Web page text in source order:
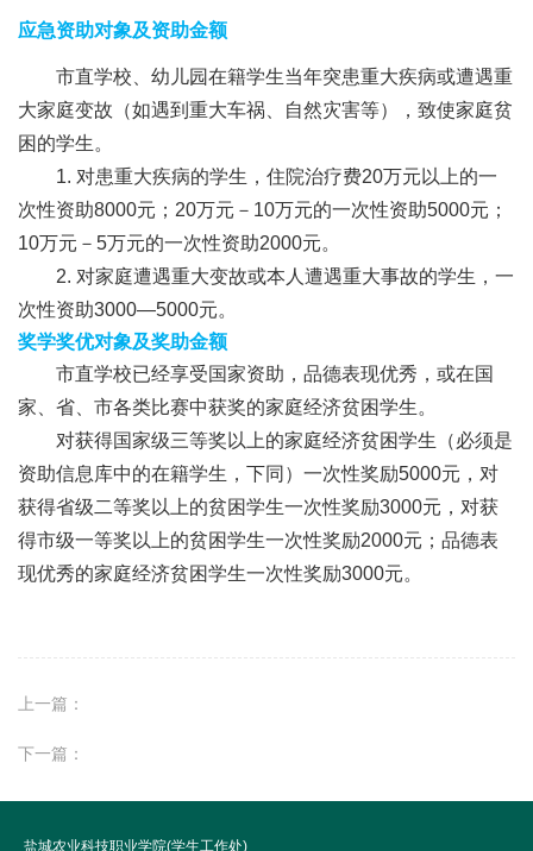
应急资助对象及资助金额
市直学校、幼儿园在籍学生当年突患重大疾病或遭遇重
大家庭变故（如遇到重大车祸、自然灾害等），致使家庭贫
困的学生。
1. 对患重大疾病的学生，住院治疗费20万元以上的一
次性资助8000元；20万元－10万元的一次性资助5000元；
10万元－5万元的一次性资助2000元。
2. 对家庭遭遇重大变故或本人遭遇重大事故的学生，一
次性资助3000—5000元。
奖学奖优对象及奖助金额
市直学校已经享受国家资助，品德表现优秀，或在国
家、省、市各类比赛中获奖的家庭经济贫困学生。
对获得国家级三等奖以上的家庭经济贫困学生（必须是
资助信息库中的在籍学生，下同）一次性奖励5000元，对
获得省级二等奖以上的贫困学生一次性奖励3000元，对获
得市级一等奖以上的贫困学生一次性奖励2000元；品德表
现优秀的家庭经济贫困学生一次性奖励3000元。
上一篇：
下一篇：
盐城农业科技职业学院(学生工作处)